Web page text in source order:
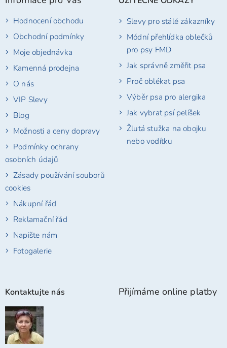
Hodnocení obchodu
Obchodní podmínky
Moje objednávka
Kamenná prodejna
O nás
VIP Slevy
Blog
Možnosti a ceny dopravy
Podmínky ochrany
osobních údajů
Zásady používání souborů
cookies
Nákupní řád
Reklamační řád
Napište nám
Fotogalerie
Slevy pro stálé zákazníky
Módní přehlídka oblečků
pro psy FMD
Jak správně změřit psa
Proč oblékat psa
Výběr psa pro alergika
Jak vybrat psí pelíšek
Žlutá stužka na obojku
nebo vodítku
Kontaktujte nás Přijímáme online platby